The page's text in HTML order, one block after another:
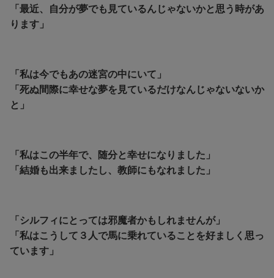
「最近、自分が夢でも見ているんじゃないかと思う時があ
ります」
「私は今でもあの迷宮の中にいて」
「死ぬ間際に幸せな夢を見ているだけなんじゃないないか
と」
「私はこの半年で、随分と幸せになりました」
「結婚も出来ましたし、教師にもなれました」
「シルフィにとっては邪魔者かもしれませんが」
「私はこうして３人で馬に乗れていることを好ましく思っ
ています」